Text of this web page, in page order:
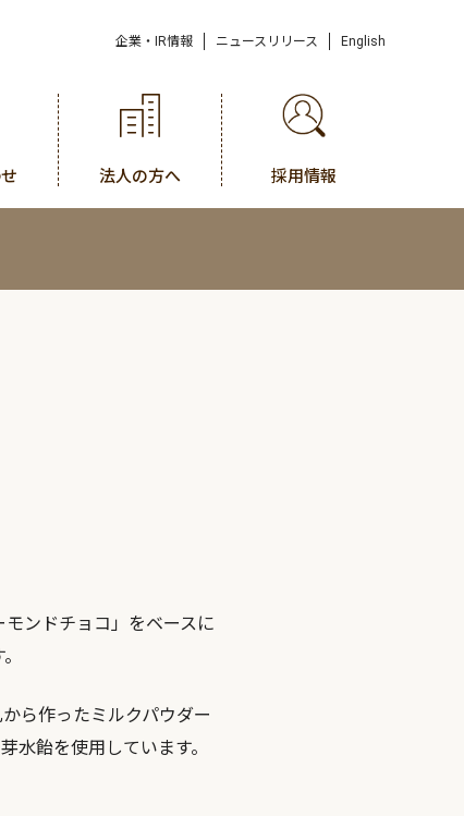
企業・IR情報 ニュースリリース English
法人の方へ 採用情報
ンドチョコ」をベースに
ら作ったミルクパウダー
水飴を使用しています。